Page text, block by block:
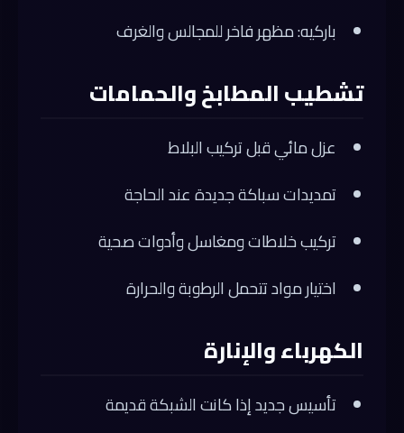
باركيه: مظهر فاخر للمجالس والغرف
تشطيب المطابخ والحمامات
عزل مائي قبل تركيب البلاط
تمديدات سباكة جديدة عند الحاجة
تركيب خلاطات ومغاسل وأدوات صحية
اختيار مواد تتحمل الرطوبة والحرارة
الكهرباء والإنارة
تأسيس جديد إذا كانت الشبكة قديمة